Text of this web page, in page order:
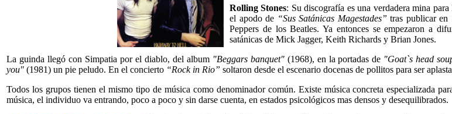
Rolling Stones: Su discografía es una verdadera mina
el apodo de “Sus Satánicas Magestades” tras publicar en
Peppers de los Beatles. Ya entonces se empezaron a
satánicas de Mick Jagger, Keith Richards y Brian Jones.
La guinda llegó con Simpatia por el diablo, del album "Beggars banquet"(1968), en la portadas de "Goat`s head
you" (1981) un pie peludo. En el concierto “Rock in Rio” soltaron desde el escenario docenas de pollitos para ser
Todos los grupos tienen el mismo tipo de música como denominador común. Existe música concreta especializada
música, el individuo va entrando, poco a poco y sin darse cuenta, en estados psicológicos mas densos y desequilibrados.